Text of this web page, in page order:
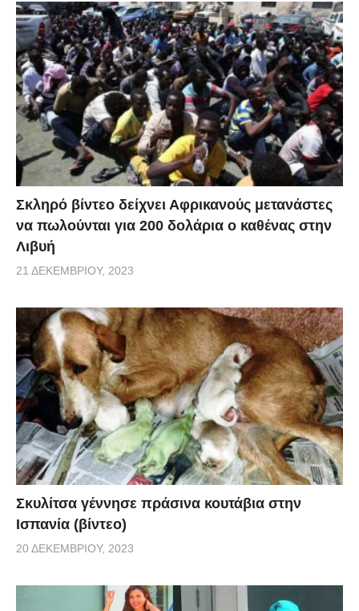
Σκληρό βίντεο δείχνει Αφρικανούς μετανάστες
να πωλούνται για 200 δολάρια ο καθένας στην
Λιβυή
21 ΔΕΚΕΜΒΡΊΟΥ, 2023
Σκυλίτσα γέννησε πράσινα κουτάβια στην
Ισπανία (βίντεο)
20 ΔΕΚΕΜΒΡΊΟΥ, 2023